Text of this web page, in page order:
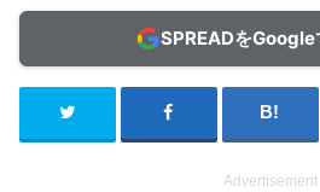
SPREADをGoogle
Advertisement